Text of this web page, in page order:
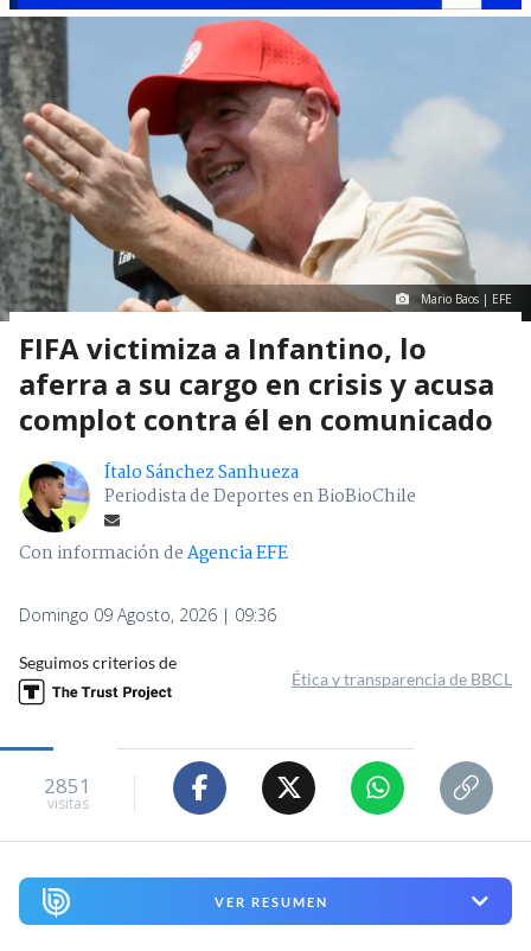
Mario Baos | EFE
FIFA victimiza a Infantino, lo
aferra a su cargo en crisis y acusa
complot contra él en comunicado
Ítalo Sánchez Sanhueza
Periodista de Deportes en BioBioChile
Con información deAgencia EFE
Domingo 09 Agosto, 2026 | 09:36
Seguimos criterios de
Ética y transparencia de BBCL
2851
visitas
VER RESUMEN